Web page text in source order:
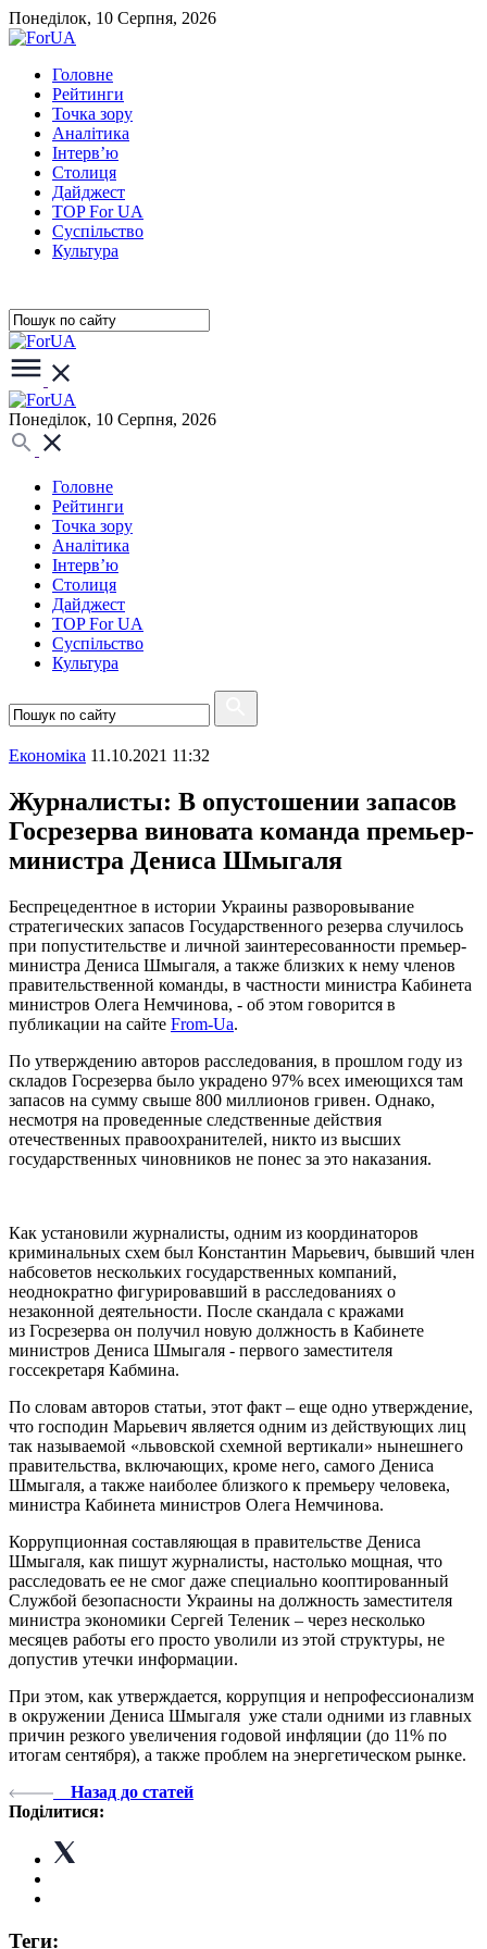
Понеділок, 10 Серпня, 2026
Головне
Рейтинги
Точка зору
Аналітика
Інтерв’ю
Столиця
Дайджест
TOP For UA
Суспiльство
Культура
Понеділок, 10 Серпня, 2026
Головне
Рейтинги
Точка зору
Аналітика
Інтерв’ю
Столиця
Дайджест
TOP For UA
Суспiльство
Культура
Економіка 11.10.2021 11:32
Журналисты: В опустошении запасов
Госрезерва виновата команда премьер-
министра Дениса Шмыгаля
Беспрецедентное в истории Украины разворовывание
стратегических запасов Государственного резерва случилось
при попустительстве и личной заинтересованности премьер-
министра Дениса Шмыгаля, а также близких к нему членов
правительственной команды, в частности министра Кабинета
министров Олега Немчинова, - об этом говорится в
публикации на сайте From-Ua.
По утверждению авторов расследования, в прошлом году из
складов Госрезерва было украдено 97% всех имеющихся там
запасов на сумму свыше 800 миллионов гривен. Однако,
несмотря на проведенные следственные действия
отечественных правоохранителей, никто из высших
государственных чиновников не понес за это наказания.
Как установили журналисты, одним из координаторов
криминальных схем был Константин Марьевич, бывший член
набсоветов нескольких государственных компаний,
неоднократно фигурировавший в расследованиях о
незаконной деятельности. После скандала с кражами
из Госрезерва он получил новую должность в Кабинете
министров Дениса Шмыгаля - первого заместителя
госсекретаря Кабмина.
По словам авторов статьи, этот факт – еще одно утверждение,
что господин Марьевич является одним из действующих лиц
так называемой «львовской схемной вертикали» нынешнего
правительства, включающих, кроме него, самого Дениса
Шмыгаля, а также наиболее близкого к премьеру человека,
министра Кабинета министров Олега Немчинова.
Коррупционная составляющая в правительстве Дениса
Шмыгаля, как пишут журналисты, настолько мощная, что
расследовать ее не смог даже специально кооптированный
Службой безопасности Украины на должность заместителя
министра экономики Сергей Теленик – через несколько
месяцев работы его просто уволили из этой структуры, не
допустив утечки информации.
При этом, как утверждается, коррупция и непрофессионализм
в окружении Дениса Шмыгаля уже стали одними из главных
причин резкого увеличения годовой инфляции (до 11% по
итогам сентября), а также проблем на энергетическом рынке.
Назад до статей
Поділитися:
Теги: